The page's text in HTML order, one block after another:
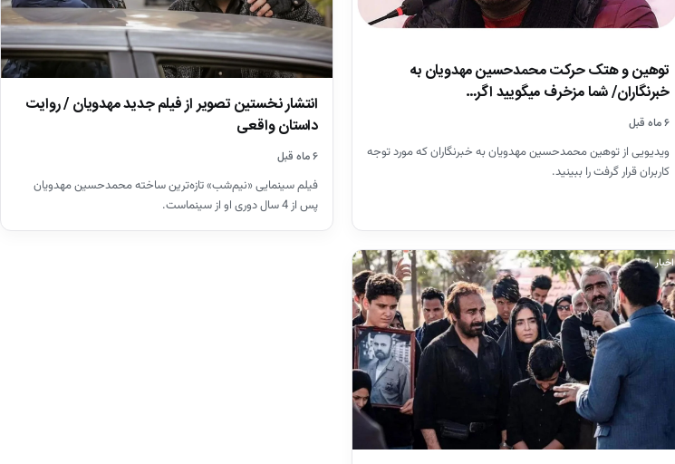
توهین و هتک حرکت محمدحسین مهدویان به
خبرنگاران/ شما مزخرف میگویید اگر…
۶ ماه قبل
ویدیویی از توهین محمدحسین مهدویان به خبرنگاران که مورد توجه
کاربران قرار گرفت را ببینید.
انتشار نخستین تصویر از فیلم جدید مهدویان / روایت
داستان واقعی
۶ ماه قبل
فیلم سینمایی «نیم‌شب» تازه‌ترین ساخته محمدحسین مهدویان
پس از 4 سال دوری او از سینماست.
اخبار